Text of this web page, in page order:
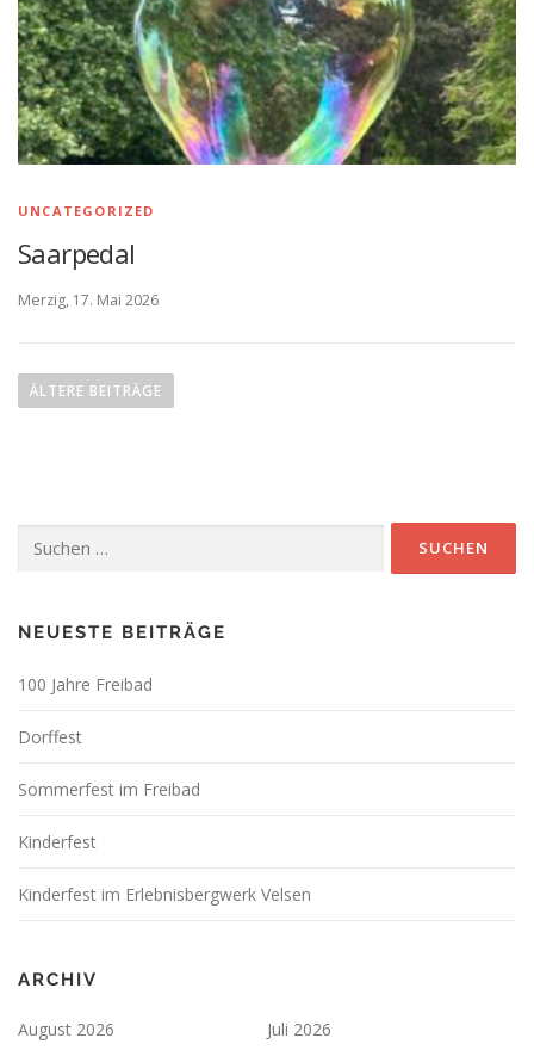
UNCATEGORIZED
Saarpedal
Merzig, 17. Mai 2026
e
a
i
g
t
o
n
ÄLTERE BEITRÄGE
nach:
NEUESTE BEITRÄGE
100 Jahre Freibad
Dorffest
Sommerfest im Freibad
Kinderfest
Kinderfest im Erlebnisbergwerk Velsen
ARCHIV
August 2026
Juli 2026